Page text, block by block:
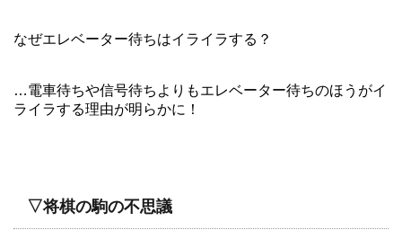
なぜエレベーター待ちはイライラする？
…電車待ちや信号待ちよりもエレベーター待ちのほうがイ
ライラする理由が明らかに！
▽将棋の駒の不思議